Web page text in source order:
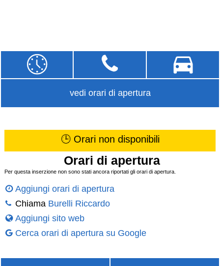
vedi orari di apertura
🕒 Orari non disponibili
Orari di apertura
Per questa inserzione non sono stati ancora riportati gli orari di apertura.
Aggiungi orari di apertura
Chiama Burelli Riccardo
Aggiungi sito web
Cerca orari di apertura su Google